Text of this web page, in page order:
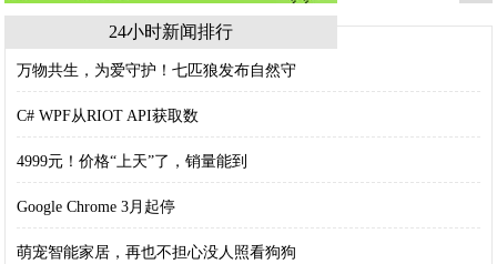
24小时新闻排行
万物共生，为爱守护！七匹狼发布自然守
C# WPF从RIOT API获取数
4999元！价格“上天”了，销量能到
Google Chrome 3月起停
萌宠智能家居，再也不担心没人照看狗狗